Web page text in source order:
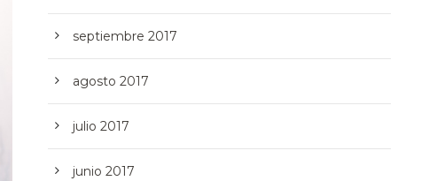
septiembre 2017
agosto 2017
julio 2017
junio 2017